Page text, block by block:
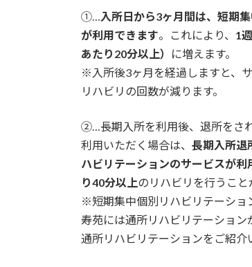
①…
入所日から3ヶ月間は、短期
が利用できます。これにより、 1
あたり20分以上）
に増えます。
※入所後3ヶ月を経過しますと、
リハビリの回数が減ります。
②…長期入所を利用後、退所をさ
利用いただく場合は、 長期入所退
ハビリテーションのサービスが利
り40分以上のリハビリを行うこと
※短期集中個別リハビリテーショ
寿苑には通所リハビリテーショ
通所リハビリテーションをご紹介